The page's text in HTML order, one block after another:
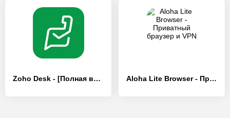
Zoho Desk - [Полная версия] Aloha Lite Browser - Приватный браузер и VPN